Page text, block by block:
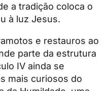
a tradição coloca o
à luz Jesus.
e restauros ao
parte da estrutura
IV ainda se
mais curiosos do